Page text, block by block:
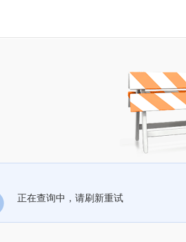
正在查询中，请刷新重试